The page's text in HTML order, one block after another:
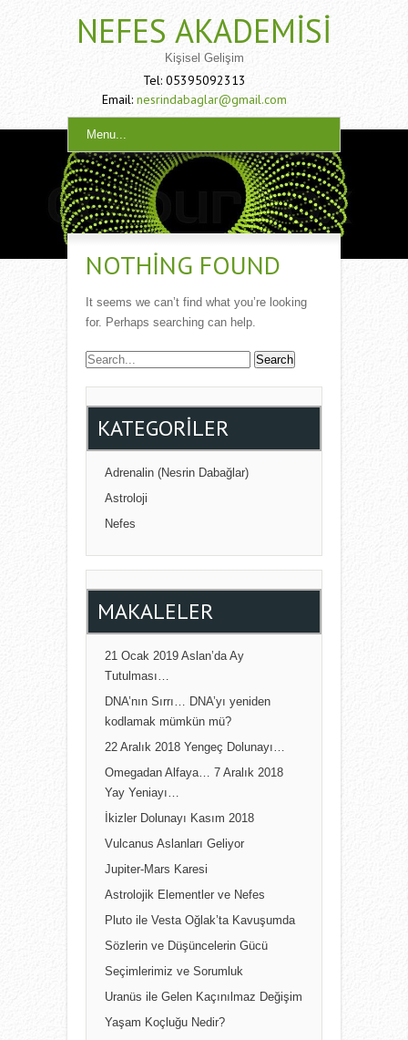
NEFES AKADEMISI
Kişisel Gelişim
Tel: 05395092313
Email: nesrindabaglar@gmail.com
Menu...
NOTHING FOUND
It seems we can’t find what you’re looking
for. Perhaps searching can help.
KATEGORILER
Adrenalin (Nesrin Dabağlar)
Astroloji
Nefes
MAKALELER
21 Ocak 2019 Aslan’da Ay
Tutulması…
DNA’nın Sırrı… DNA’yı yeniden
kodlamak mümkün mü?
22 Aralık 2018 Yengeç Dolunayı…
Omegadan Alfaya… 7 Aralık 2018
Yay Yeniayı…
İkizler Dolunayı Kasım 2018
Vulcanus Aslanları Geliyor
Jupiter-Mars Karesi
Astrolojik Elementler ve Nefes
Pluto ile Vesta Oğlak’ta Kavuşumda
Sözlerin ve Düşüncelerin Gücü
Seçimlerimiz ve Sorumluk
Uranüs ile Gelen Kaçınılmaz Değişim
Yaşam Koçluğu Nedir?